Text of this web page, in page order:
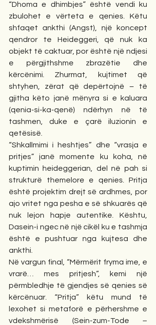
“Dhoma e dhimbjes” është vendi ku
zbulohet e vërteta e qenies. Këtu
shfaqet ankthi (Angst), një koncept
qendror te Heideggeri, që nuk ka
objekt të caktuar, por është një ndjesi
e përgjithshme zbrazëtie dhe
kërcënimi. Zhurmat, kujtimet që
shtyhen, zërat që depërtojnë – të
gjitha këto janë mënyra si e kaluara
(qenia-si-ka-qenë) ndërhyn në të
tashmen, duke e çarë iluzionin e
qetësisë.
“Shkallmimi i heshtjes” dhe “vrasja e
pritjes” janë momente ku koha, në
kuptimin heideggerian, del në pah si
strukturë themelore e qenies. Pritja
është projektim drejt së ardhmes, por
ajo vritet nga pesha e së shkuarës që
nuk lejon hapje autentike. Kështu,
Dasein-i ngec në një cikël ku e tashmja
është e pushtuar nga kujtesa dhe
ankthi.
Në vargun final, “Mërmërit fryma ime, e
vrarë… mes pritjesh”, kemi një
përmbledhje të gjendjes së qenies së
kërcënuar. “Pritja” këtu mund të
lexohet si metaforë e përhershme e
vdekshmërisë (Sein-zum-Tode –